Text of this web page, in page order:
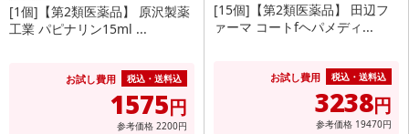
[1個]【第2類医薬品】 原沢製薬
工業 パピナリン15ml ...
お試し費用 税込・送料込
1575円
参考価格 2200円
[15個]【第2類医薬品】 田辺フ
ァーマ コートfヘパメディ...
お試し費用 税込・送料込
3238円
参考価格 19470円